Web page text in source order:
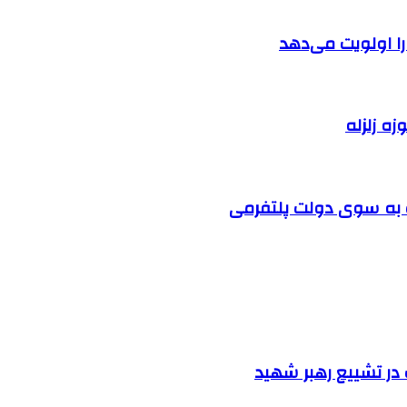
اولویت می‌دهد
زلزله
به سوی دولت پلتفرمی